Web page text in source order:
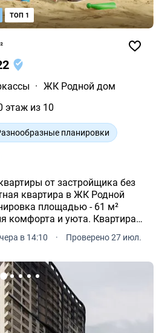
· ЖК Родной дом
этаж из 10
планировки
от застройщика без
квартира в ЖК Родной
и уюта. Квартира
в 14:10 · Проверено 27 июл.
ТОП 1